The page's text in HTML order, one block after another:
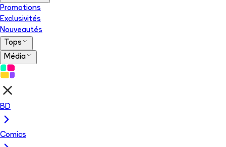
Promotions
Exclusivités
Nouveautés
Tops
Média
BD
Comics